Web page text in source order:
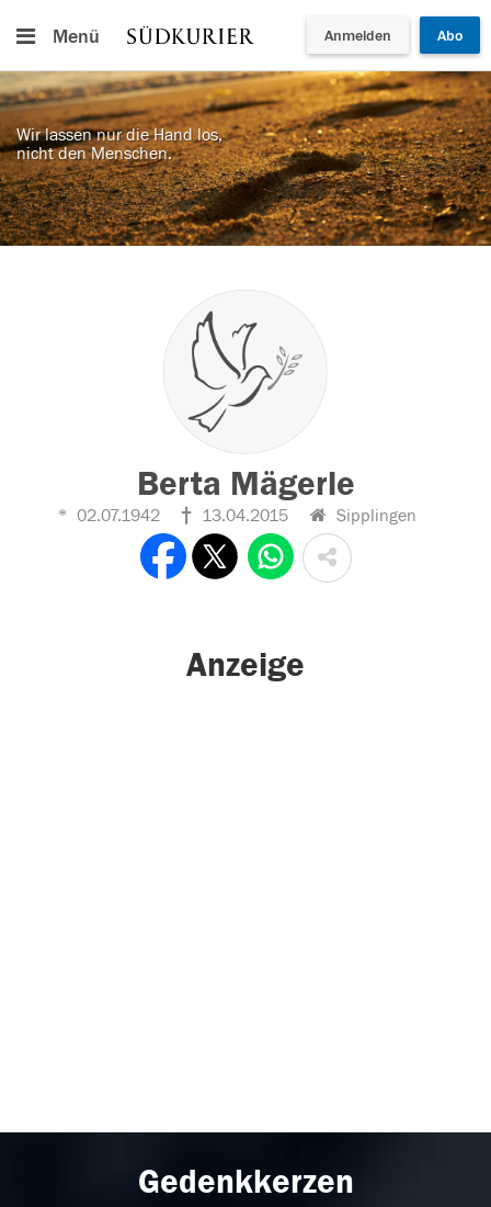
Menü Anmelden Abo
Wir lassen nur die Hand los,
nicht den Menschen.
Berta Mägerle
02.07.1942 13.04.2015 Sipplingen
Anzeige
Gedenkkerzen